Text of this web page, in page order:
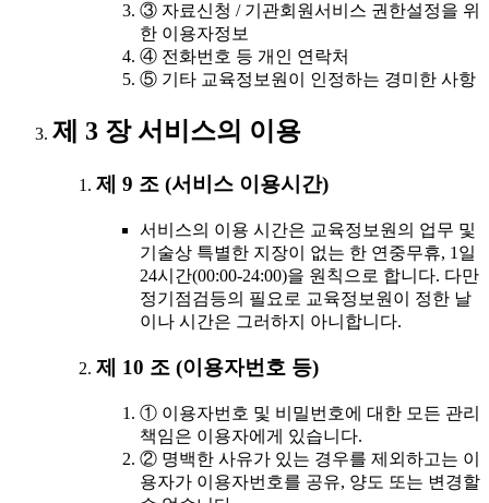
③ 자료신청 / 기관회원서비스 권한설정을 위
한 이용자정보
④ 전화번호 등 개인 연락처
⑤ 기타 교육정보원이 인정하는 경미한 사항
제 3 장 서비스의 이용
제 9 조 (서비스 이용시간)
서비스의 이용 시간은 교육정보원의 업무 및
기술상 특별한 지장이 없는 한 연중무휴, 1일
24시간(00:00-24:00)을 원칙으로 합니다. 다만
정기점검등의 필요로 교육정보원이 정한 날
이나 시간은 그러하지 아니합니다.
제 10 조 (이용자번호 등)
① 이용자번호 및 비밀번호에 대한 모든 관리
책임은 이용자에게 있습니다.
② 명백한 사유가 있는 경우를 제외하고는 이
용자가 이용자번호를 공유, 양도 또는 변경할